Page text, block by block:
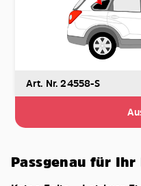
Art. Nr. 24558-S
Passgenau für